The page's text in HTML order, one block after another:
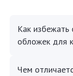
Как избежать
обложек для
Чем